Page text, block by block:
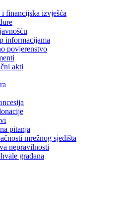
i financijska izvješća
informacijama
povjerenstvo
akti
pitanja
mrežnog sjedišta
nepravilnosti
građana